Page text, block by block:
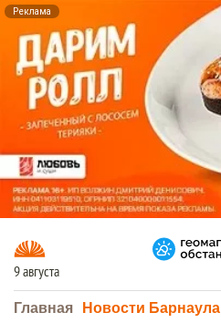
Реклама
9 августа
Главная Новости Барнаула